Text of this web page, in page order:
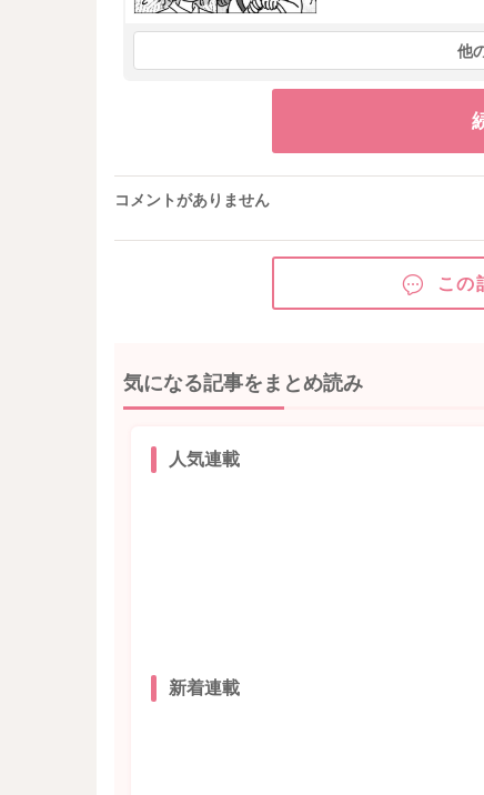
他
コメントがありません
この
気になる記事をまとめ読み
人気連載
新着連載